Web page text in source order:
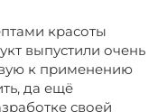
красоты
выпустили очень
к применению
да ещё
своей